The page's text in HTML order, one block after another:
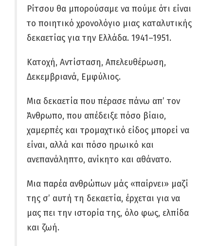
Ρίτσου θα μπορούσαμε να πούμε ότι είναι
το ποιητικό χρονολόγιο μιας καταλυτικής
δεκαετίας για την Ελλάδα. 1941–1951.
Κατοχή, Αντίσταση, Απελευθέρωση,
Δεκεμβριανά, Εμφύλιος.
Μια δεκαετία που πέρασε πάνω απ’ τον
Άνθρωπο, που απέδειξε πόσο βίαιο,
χαμερπές και τρομαχτικό είδος μπορεί να
είναι, αλλά και πόσο ηρωικό και
ανεπανάληπτο, ανίκητο και αθάνατο.
Μια παρέα ανθρώπων μάς «παίρνει» μαζί
της σ’ αυτή τη δεκαετία, έρχεται για να
μας πει την ιστορία της, όλο φως, ελπίδα
και ζωή.